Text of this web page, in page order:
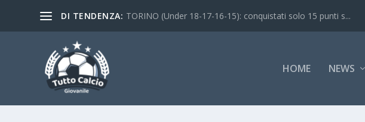
DI TENDENZA: TORINO (Under 18-17-16-15): conquistati solo 15 punti s...
HOME NEWS